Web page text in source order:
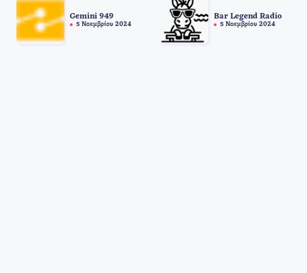
Gemini 949
5 Νοεμβρίου 2024
Bar Legend Radio
5 Νοεμβρίου 2024